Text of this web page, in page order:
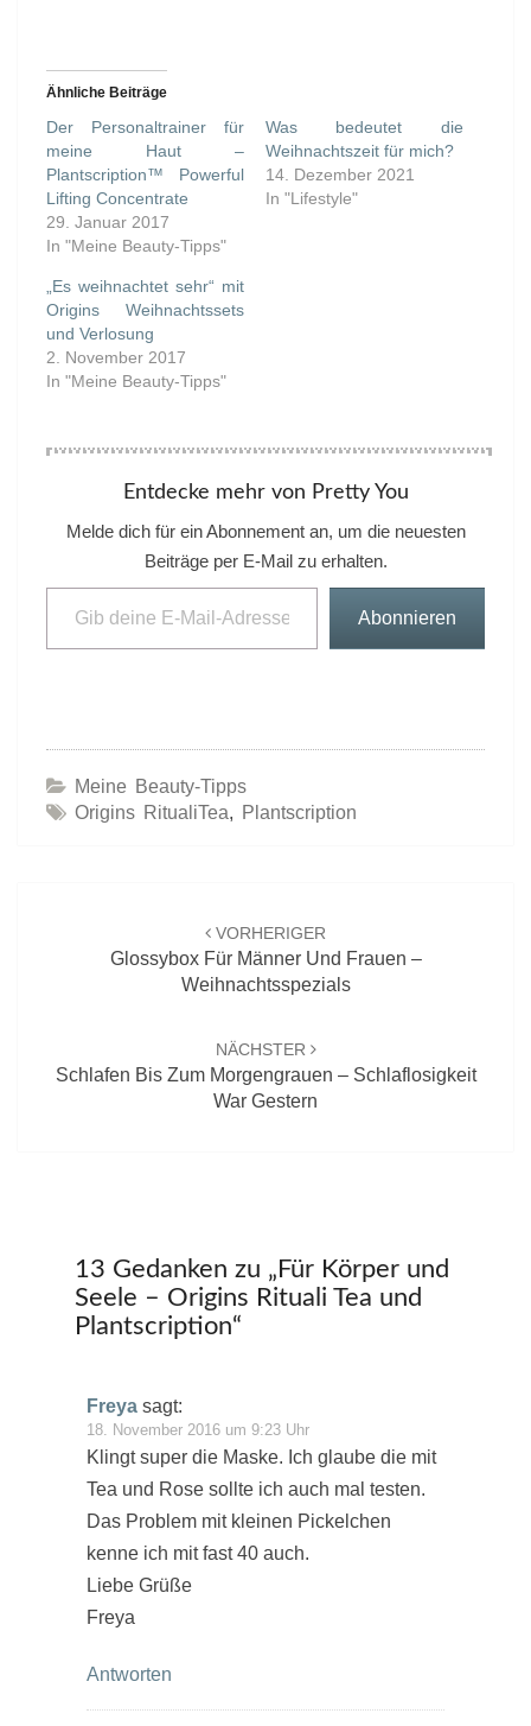
Ähnliche Beiträge
Der Personaltrainer für
meine Haut –
Plantscription™ Powerful
Lifting Concentrate
29. Januar 2017
In "Meine Beauty-Tipps"
Was bedeutet die
Weihnachtszeit für mich?
14. Dezember 2021
In "Lifestyle"
„Es weihnachtet sehr“ mit
Origins Weihnachtssets
und Verlosung
2. November 2017
In "Meine Beauty-Tipps"
Entdecke mehr von Pretty You
Melde dich für ein Abonnement an, um die neuesten
Beiträge per E-Mail zu erhalten.
Gib deine E-Mail-Adresse ein ...
Abonnieren
Meine Beauty-Tipps
Origins RitualiTea, Plantscription
VORHERIGER
Glossybox Für Männer Und Frauen –
Weihnachtsspezials
NÄCHSTER
Schlafen Bis Zum Morgengrauen – Schlaflosigkeit
War Gestern
13 Gedanken zu „ Für Körper und
Seele – Origins Rituali Tea und
Plantscription“
Freya sagt:
18. November 2016 um 9:23 Uhr
Klingt super die Maske. Ich glaube die mit
Tea und Rose sollte ich auch mal testen.
Das Problem mit kleinen Pickelchen
kenne ich mit fast 40 auch.
Liebe Grüße
Freya
Antworten